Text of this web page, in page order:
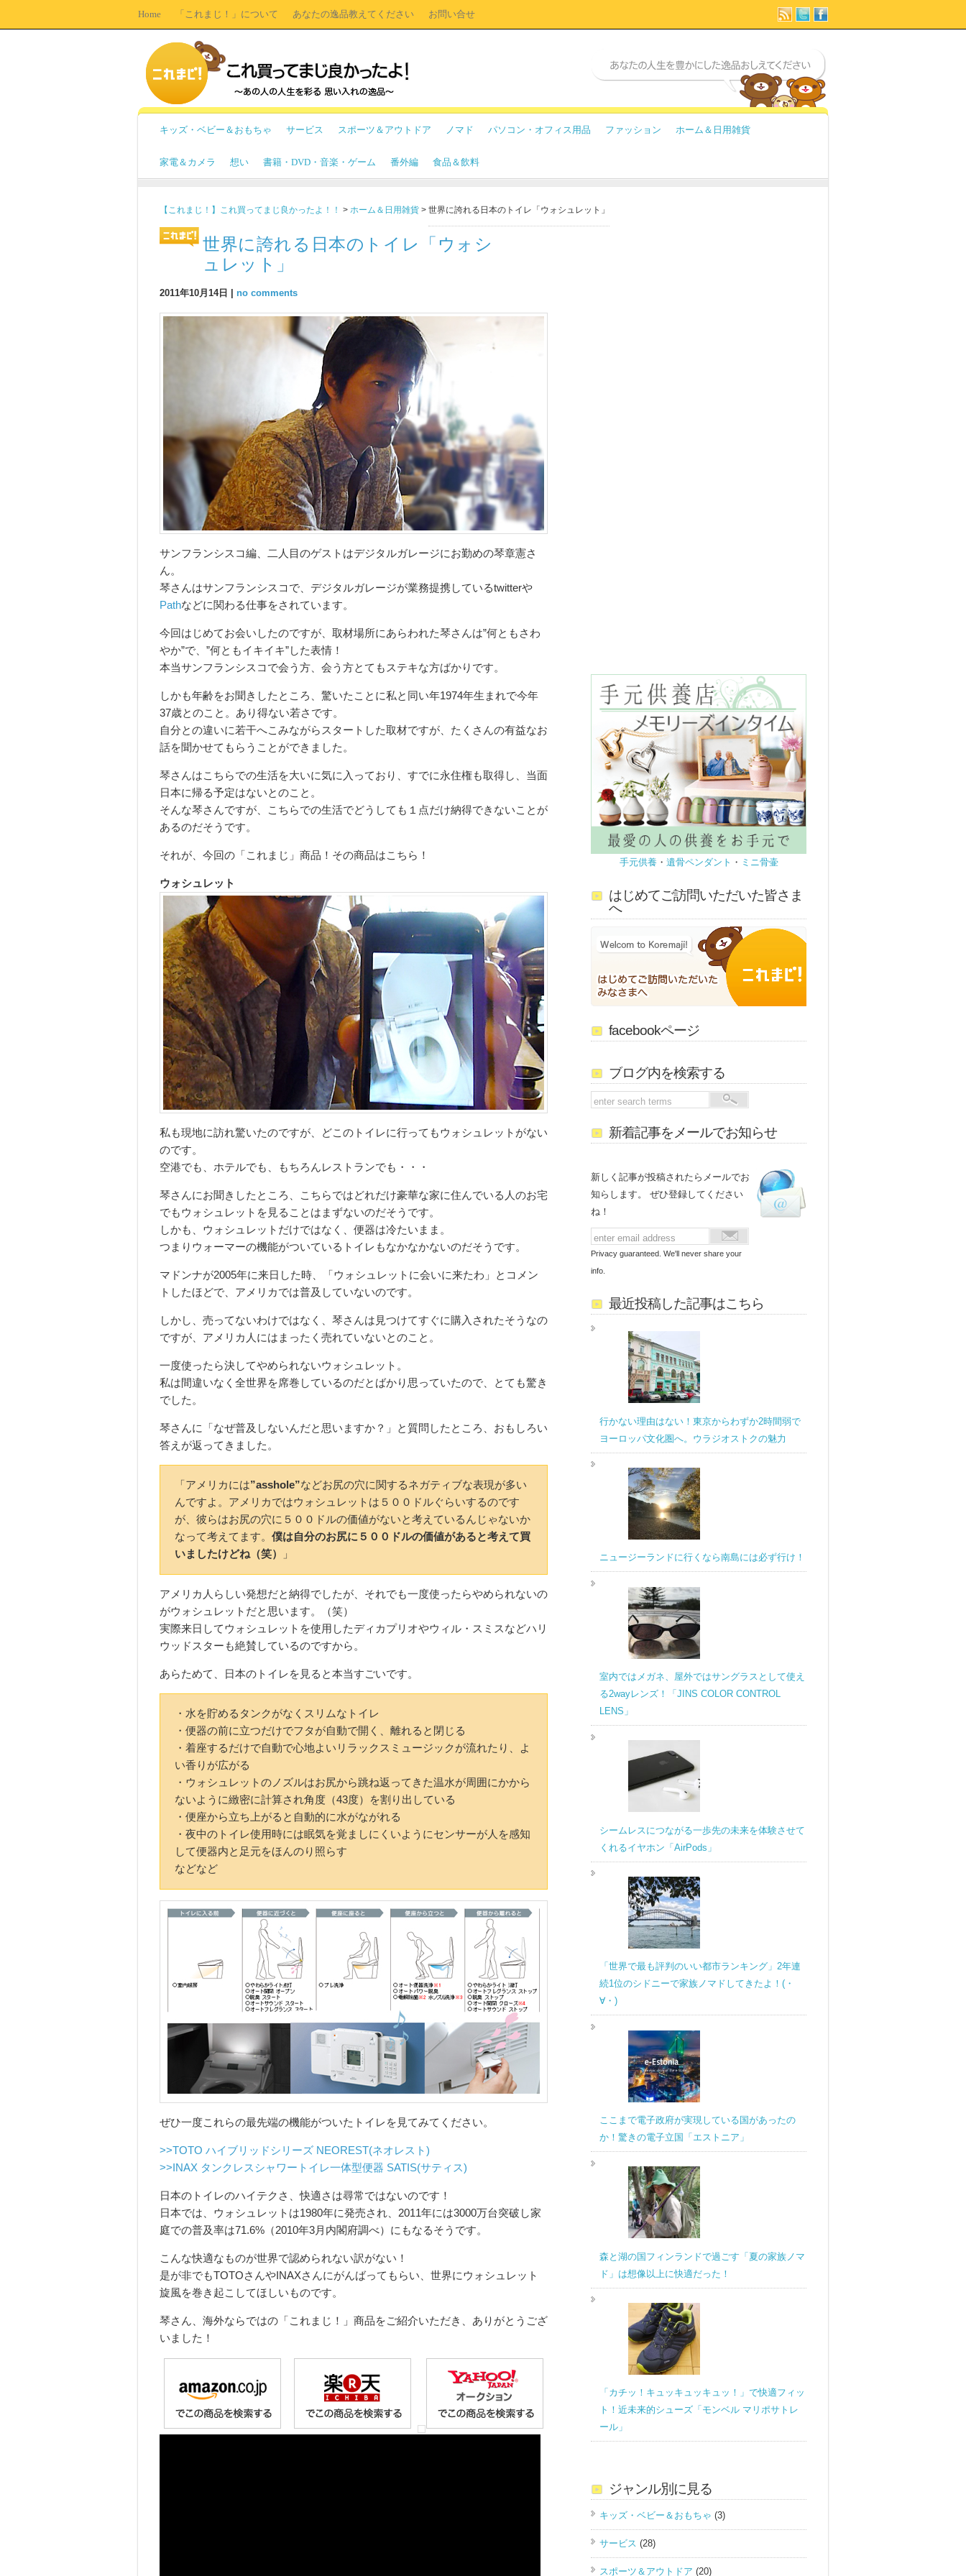
Home 「これまじ！」について あなたの逸品教えてください お問い合せ
キッズ・ベビー＆おもちゃ サービス スポーツ＆アウトドア ノマド パソコン・オフィス用品 ファッション ホーム＆日用雑貨
家電＆カメラ 想い 書籍・DVD・音楽・ゲーム 番外編 食品＆飲料
【これまじ！】これ買ってまじ良かったよ！！ > ホーム＆日用雑貨 > 世界に誇れる日本のトイレ「ウォシュレット」
世界に誇れる日本のトイレ「ウォシ
ュレット」
2011年10月14日 | no comments
サンフランシスコ編、二人目のゲストはデジタルガレージにお勤めの琴章憲さ
ん。
琴さんはサンフランシスコで、デジタルガレージが業務提携しているtwitterや
Pathなどに関わる仕事をされています。
今回はじめてお会いしたのですが、取材場所にあらわれた琴さんは”何ともさわ
やか”で、”何ともイキイキ”した表情！
本当サンフランシスコで会う方、会う方とてもステキな方ばかりです。
しかも年齢をお聞きしたところ、驚いたことに私と同い年1974年生まれで今年
37歳とのこと。あり得ない若さです。
自分との違いに若干へこみながらスタートした取材ですが、たくさんの有益なお
話を聞かせてもらうことができました。
琴さんはこちらでの生活を大いに気に入っており、すでに永住権も取得し、当面
日本に帰る予定はないとのこと。
そんな琴さんですが、こちらでの生活でどうしても１点だけ納得できないことが
あるのだそうです。
それが、今回の「これまじ」商品！その商品はこちら！
ウォシュレット
私も現地に訪れ驚いたのですが、どこのトイレに行ってもウォシュレットがない
のです。
空港でも、ホテルでも、もちろんレストランでも・・・
琴さんにお聞きしたところ、こちらではどれだけ豪華な家に住んでいる人のお宅
でもウォシュレットを見ることはまずないのだそうです。
しかも、ウォシュレットだけではなく、便器は冷たいまま。
つまりウォーマーの機能がついているトイレもなかなかないのだそうです。
マドンナが2005年に来日した時、「ウォシュレットに会いに来たわ」とコメン
トしたほどで、アメリカでは普及していないのです。
しかし、売ってないわけではなく、琴さんは見つけてすぐに購入されたそうなの
ですが、アメリカ人にはまったく売れていないとのこと。
一度使ったら決してやめられないウォシュレット。
私は間違いなく全世界を席巻しているのだとばかり思っていたので、とても驚き
でした。
琴さんに「なぜ普及しないんだと思いますか？」と質問したところ、おもしろい
答えが返ってきました。
「アメリカには”asshole”などお尻の穴に関するネガティブな表現が多い
んですよ。アメリカではウォシュレットは５００ドルぐらいするのです
が、彼らはお尻の穴に５００ドルの価値がないと考えているんじゃないか
なって考えてます。 僕は自分のお尻に５００ドルの価値があると考えて買
いましたけどね（笑）
」
アメリカ人らしい発想だと納得でしたが、それでも一度使ったらやめられないの
がウォシュレットだと思います。（笑）
実際来日してウォシュレットを使用したディカプリオやウィル・スミスなどハリ
ウッドスターも絶賛しているのですから。
あらためて、日本のトイレを見ると本当すごいです。
・水を貯めるタンクがなくスリムなトイレ
・便器の前に立つだけでフタが自動で開く、離れると閉じる
・着座するだけで自動で心地よいリラックスミュージックが流れたり、よ
い香りが広がる
・ウォシュレットのノズルはお尻から跳ね返ってきた温水が周囲にかから
ないように緻密に計算され角度（43度）を割り出している
・便座から立ち上がると自動的に水がながれる
・夜中のトイレ使用時には眠気を覚ましにくいようにセンサーが人を感知
して便器内と足元をほんのり照らす
などなど
ぜひ一度これらの最先端の機能がついたトイレを見てみてください。
>>TOTO ハイブリッドシリーズ NEOREST(ネオレスト)
>>INAX タンクレスシャワートイレ一体型便器 SATIS(サティス)
日本のトイレのハイテクさ、快適さは尋常ではないのです！
日本では、ウォシュレットは1980年に発売され、2011年には3000万台突破し家
庭での普及率は71.6%（2010年3月内閣府調べ）にもなるそうです。
こんな快適なものが世界で認められない訳がない！
是が非でもTOTOさんやINAXさんにがんばってもらい、世界にウォシュレット
旋風を巻き起こしてほしいものです。
琴さん、海外ならではの「これまじ！」商品をご紹介いただき、ありがとうござ
いました！
手元供養 ・ 遺骨ペンダント ・ ミニ骨壷
はじめてご訪問いただいた皆さま
へ
facebookページ
ブログ内を検索する
新着記事をメールでお知らせ
新しく記事が投稿されたらメールでお
知らします。 ぜひ登録してください
ね！
Privacy guaranteed. We'll never share your
info.
最近投稿した記事はこちら
行かない理由はない！東京からわずか2時間弱で
ヨーロッパ文化圏へ。ウラジオストクの魅力
ニュージーランドに行くなら南島には必ず行け！
室内ではメガネ、屋外ではサングラスとして使え
る2wayレンズ！「JINS COLOR CONTROL
LENS」
シームレスにつながる一歩先の未来を体験させて
くれるイヤホン「AirPods」
「世界で最も評判のいい都市ランキング」2年連
続1位のシドニーで家族ノマドしてきたよ！(・
∀・)
ここまで電子政府が実現している国があったの
か！驚きの電子立国「エストニア」
森と湖の国フィンランドで過ごす「夏の家族ノマ
ド」は想像以上に快適だった！
「カチッ！キュッキュッキュッ！」で快適フィッ
ト！近未来的シューズ「モンベル マリポサトレ
ール」
ジャンル別に見る
キッズ・ベビー＆おもちゃ (3)
サービス (28)
スポーツ＆アウトドア (20)